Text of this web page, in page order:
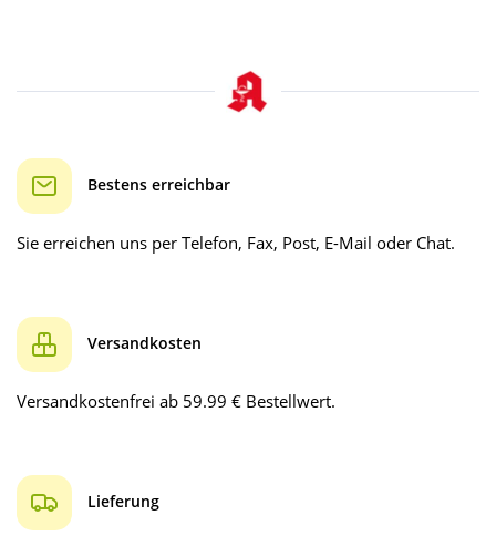
Bestens erreichbar
Sie erreichen uns per Telefon, Fax, Post, E-Mail oder Chat.
Versandkosten
Versandkostenfrei ab 59.99 € Bestellwert.
Lieferung